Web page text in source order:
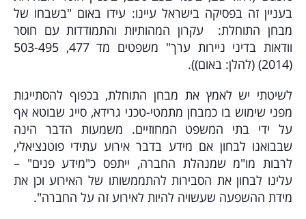
בעניין זה בפסיקה בישראל עיינו: עידו באום "בשבחו של
מבחן התוחלת:
עקרון המהותיות והתמודדות עם חוסר
וודאות בדיני ניירות ערך" משפטים מד 477, 503-495
(2014) (להלן: באום)).
לשיטתי יש לאמץ את מבחן התוחלת, בכפוף להסתייגות
מפני שימוש בו כמבחן מתמטי-טכני גרידא, סייג שבוטא אף
על ידי בתי המשפט המחוזיים. משמעות הדבר הינה
שבבואנו לבחון אם מידע בדבר אירוע עתידי פוטנציאלי,
לרבות מו"מ שמנהלת החברה, ייתפס כ"מידע פנים" –
עלינו לבחון את הסבירות להתממשותו של האירוע וכן את
מידת ההשפעה שעשויה להיות לאירוע זה על החברה".